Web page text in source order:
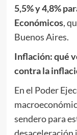
5,5% y 4,8%
Económicos,
Buenos Aires.
Inflación: qué
contra la
En el Poder
sendero para